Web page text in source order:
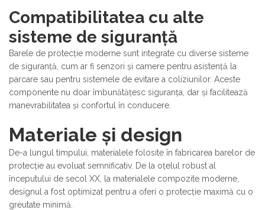
Compatibilitatea cu alte
sisteme de siguranță
Barele de protecție moderne sunt integrate cu diverse sisteme
de siguranță, cum ar fi senzori și camere pentru asistență la
parcare sau pentru sistemele de evitare a coliziunilor. Aceste
componente nu doar îmbunătățesc siguranța, dar și facilitează
manevrabilitatea și confortul în conducere.
Materiale și design
De-a lungul timpului, materialele folosite în fabricarea barelor de
protecție au evoluat semnificativ. De la oțelul robust al
începutului de secol XX, la materialele compozite moderne,
designul a fost optimizat pentru a oferi o protecție maximă cu o
greutate minimă.